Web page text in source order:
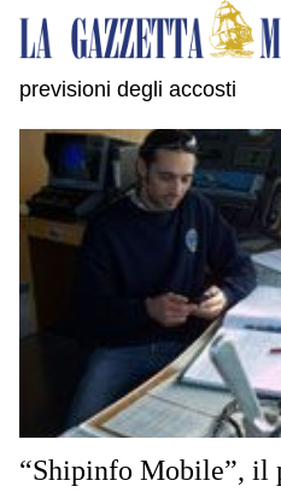
MOBILITÀ
INDUSTRIA
RICERCA
ECONOMIA
TURISMO
CULTURA
previsioni degli accosti
“Shipinfo Mobile”, il